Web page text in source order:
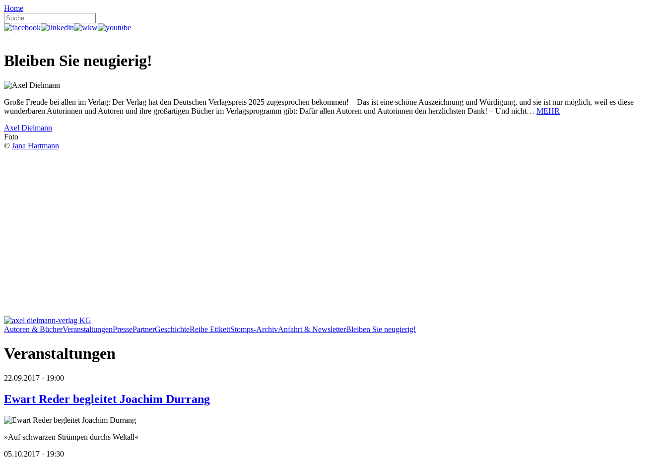
Home
Bleiben Sie neugierig!
Große Freude bei allen im Verlag: Der Verlag hat den Deutschen Verlagspreis 2025 zugesprochen bekommen! – Das ist eine schöne Auszeichnung und Würdigung, und sie ist nur möglich, weil es diese
wunderbaren Autorinnen und Autoren und ihre großartigen Bücher im Verlagsprogramm gibt: Dafür allen Autoren und Autorinnen den herzlichsten Dank! – Und nicht… MEHR
Axel Dielmann
Foto
© Jana Hartmann
Autoren & BücherVeranstaltungenPressePartnerGeschichteReihe EtikettStomps-ArchivAnfahrt & NewsletterBleiben Sie neugierig!
Veranstaltungen
22.09.2017 · 19:00
Ewart Reder begleitet Joachim Durrang
»Auf schwarzen Strümpen durchs Weltall«
05.10.2017 · 19:30